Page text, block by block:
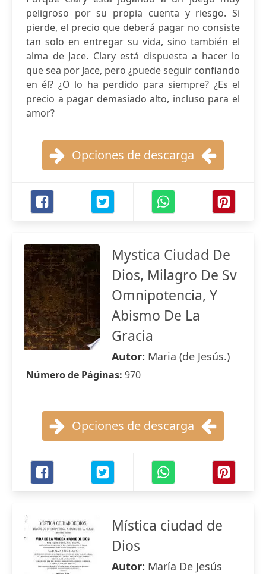
peligroso por su propia cuenta y riesgo. Si
pierde, el precio que deberá pagar no consiste
tan solo en entregar su vida, sino también el
alma de Jace. Clary está dispuesta a hacer lo
que sea por Jace, pero ¿puede seguir confiando
en él? ¿O lo ha perdido para siempre? ¿Es el
precio a pagar demasiado alto, incluso para el
amor?
Opciones de descarga
Mystica Ciudad De
Dios, Milagro De Sv
Omnipotencia, Y
Abismo De La
Gracia
Autor: Maria (de Jesús.)
Número de Páginas: 970
Opciones de descarga
Mística ciudad de
Dios
Autor: María De Jesús